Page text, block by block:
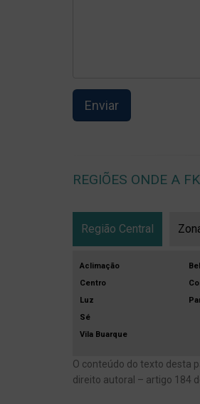
REGIÕES ONDE A
Região Central
Aclimação
Centro
Luz
Sé
Vila Buarque
O conteúdo do texto desta
direito autoral – artigo 184